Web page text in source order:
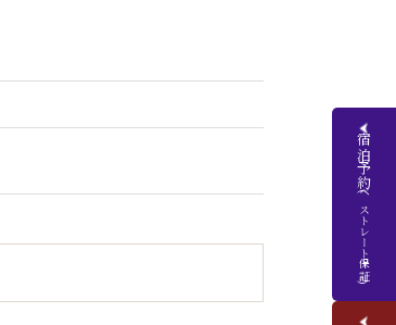
宿泊予約
(ベストレート保証)